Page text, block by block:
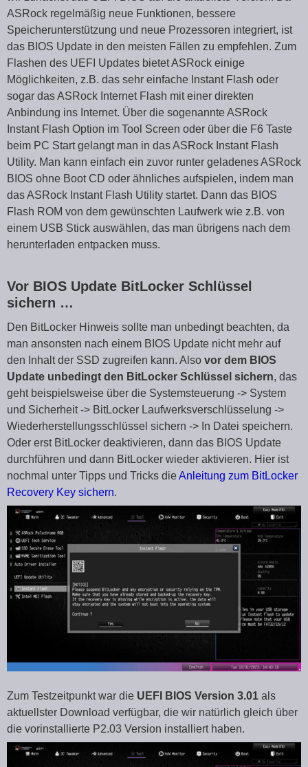
ASRock regelmäßig neue Funktionen, bessere
Speicherunterstützung und neue Prozessoren integriert, ist
das BIOS Update in den meisten Fällen zu empfehlen. Zum
Flashen des UEFI Updates bietet ASRock einige
Möglichkeiten, z.B. das sehr einfache Instant Flash oder
sogar das ASRock Internet Flash mit einer direkten
Anbindung ins Internet. Über die sogenannte ASRock
Instant Flash Option im Tool Screen oder über die F6 Taste
beim PC Start gelangt man in das ASRock Instant Flash
Utility. Man kann einfach ein zuvor runter geladenes ASRock
BIOS ohne Boot CD oder ähnliches aufspielen, indem man
das ASRock Instant Flash Utility startet. Dann das BIOS
Flash ROM von dem gewünschten Laufwerk wie z.B. von
einem USB Stick auswählen, das man übrigens nach dem
herunterladen entpacken muss.
Vor BIOS Update BitLocker Schlüssel
sichern …
Den BitLocker Hinweis sollte man unbedingt beachten, da
man ansonsten nach einem BIOS Update nicht mehr auf
den Inhalt der SSD zugreifen kann. Also vor dem BIOS
Update unbedingt den BitLocker Schlüssel sichern, das
geht beispielsweise über die Systemsteuerung -> System
und Sicherheit -> BitLocker Laufwerksverschlüsselung ->
Wiederherstellungsschlüssel sichern -> In Datei speichern.
Oder erst BitLocker deaktivieren, dann das BIOS Update
durchführen und dann BitLocker wieder aktivieren. Hier ist
nochmal unter Tipps und Tricks dieAnleitung zum BitLocker
Recovery Key sichern.
Zum Testzeitpunkt war die UEFI BIOS Version 3.01 als
aktuellster Download verfügbar, die wir natürlich gleich über
die vorinstallierte P2.03 Version installiert haben.